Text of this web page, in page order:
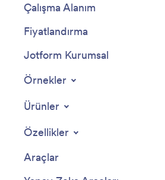
Çalışma Alanım
Fiyatlandırma
Jotform Kurumsal
Örnekler
Ürünler
Özellikler
Araçlar